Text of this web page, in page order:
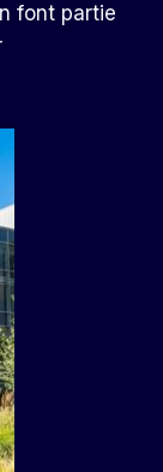
font partie